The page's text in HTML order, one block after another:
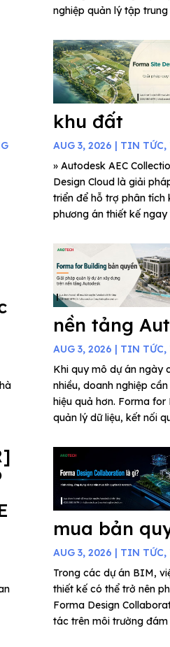
nghiệp quản lý tập
khu đất
AUG 3, 2026 | TIN TỨC,
» Autodesk AEC
Design Cloud là giải
triển để hỗ trợ phân tích
phương án thiết kế
nền tảng
AUG 3, 2026 | TIN TỨC,
Khi quy mô dự án ngày
nhiều, doanh nghiệp
hiệu quả hơn. Forma
quản lý dữ liệu, kết nối
mua bản
AUG 3, 2026 | TIN TỨC,
Trong các dự án BIM,
thiết kế có thể trở nên
Forma Design
tác trên môi trường đám